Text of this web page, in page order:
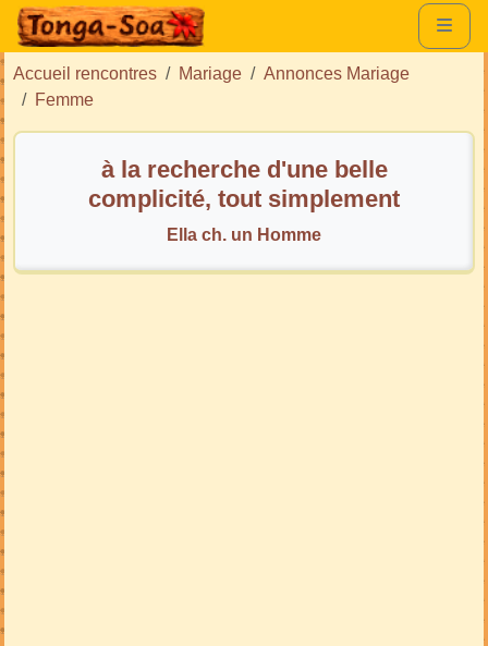
Accueil rencontres Mariage
Annonces Mariage
Femme
à la recherche d'une belle
complicité, tout simplement
Ella ch. un Homme